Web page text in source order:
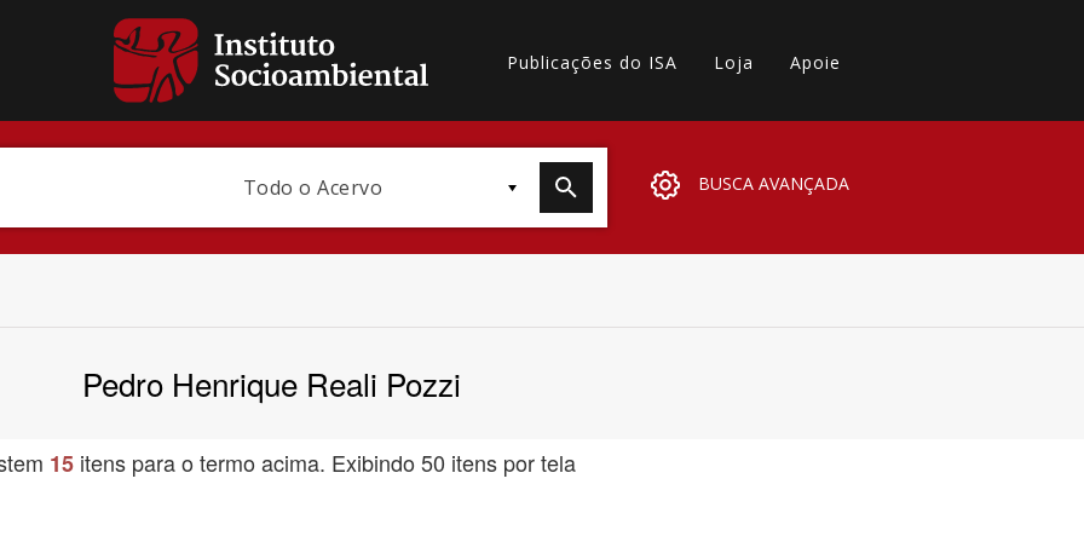
Publicações do ISA Loja Apoie
Todo o Acervo BUSCA AVANÇADA
Pedro Henrique Reali Pozzi
15 itens para o termo acima. Exibindo 50 itens por tela